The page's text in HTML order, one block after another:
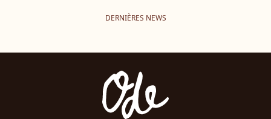
DERNIÈRES NEWS